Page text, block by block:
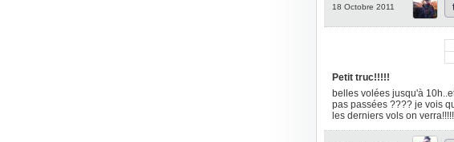
18 Octobre 2011
Petit truc!!!!!
belles volées jusqu'à
pas passées ???? je vois
les derniers vols on